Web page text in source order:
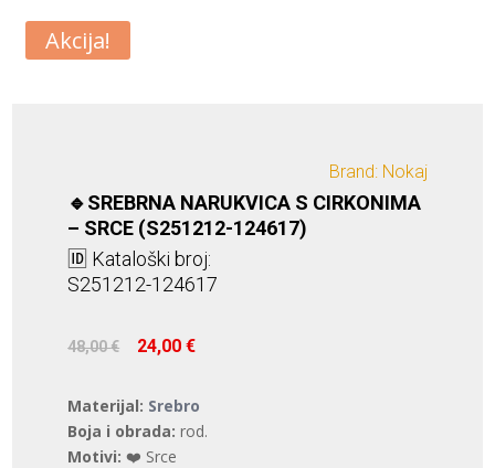
Akcija!
Brand: Nokaj
🔹SREBRNA NARUKVICA S CIRKONIMA
– SRCE (S251212-124617)
🆔 Kataloški broj:
S251212-124617
48,00€ Izvorna
cijena
bila
je:
48,00 €.
24,00€
Materijal: Srebro
Boja i obrada: rod.
Motivi: ❤️ Srce